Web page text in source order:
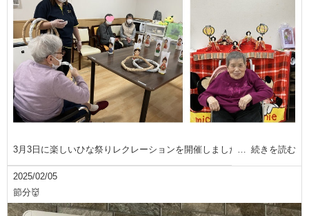
3月3日に楽しいひな祭りレクレーションを開催しました 続きを読む
2025/02/05
節分👹